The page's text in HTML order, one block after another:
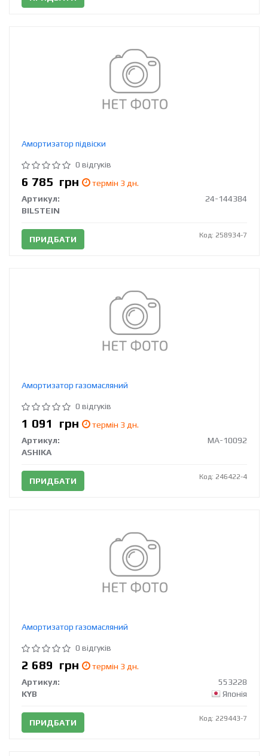
Амортизатор підвіски
0 відгуків
6 785 грн
термін 3 дн.
Артикул:
24-144384
BILSTEIN
ПРИДБАТИ Код: 258934-7
Амортизатор газомасляний
0 відгуків
1 091 грн
термін 3 дн.
Артикул:
MA-10092
ASHIKA
ПРИДБАТИ Код: 246422-4
Амортизатор газомасляний
0 відгуків
2 689 грн
термін 3 дн.
Артикул:
553228
KYB
Японія
ПРИДБАТИ Код: 229443-7